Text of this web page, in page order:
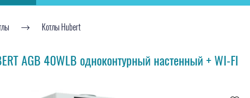
Котлы Hubert
AGB 40WLB одноконтурный настенный + WI-FI